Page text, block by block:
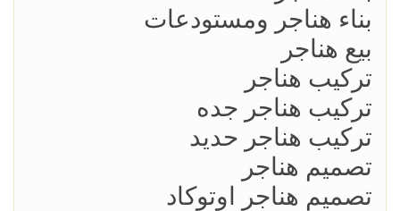
بناء هناجر ومستودعات
بيع هناجر
تركيب هناجر
تركيب هناجر جده
تركيب هناجر حديد
تصميم هناجر
تصميم هناجر اوتوكاد